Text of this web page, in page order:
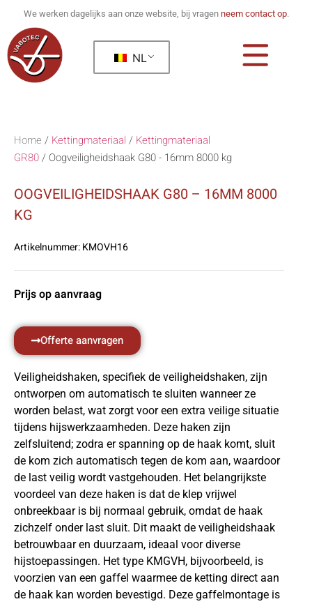
We werken dagelijks aan onze website, bij vragen neem contact op.
NL
Home / Kettingmateriaal / Kettingmateriaal
GR80/ Oogveiligheidshaak G80 - 16mm 8000 kg
OOGVEILIGHEIDSHAAK G80 – 16MM 8000
KG
Artikelnummer:KMOVH16
Prijs op aanvraag
Offerte aanvragen
Veiligheidshaken, specifiek de veiligheidshaken, zijn
ontworpen om automatisch te sluiten wanneer ze
worden belast, wat zorgt voor een extra veilige situatie
tijdens hijswerkzaamheden. Deze haken zijn
zelfsluitend; zodra er spanning op de haak komt, sluit
de kom zich automatisch tegen de kom aan, waardoor
de last veilig wordt vastgehouden. Het belangrijkste
voordeel van deze haken is dat de klep vrijwel
onbreekbaar is bij normaal gebruik, omdat de haak
zichzelf onder last sluit. Dit maakt de veiligheidshaak
betrouwbaar en duurzaam, ideaal voor diverse
hijstoepassingen. Het type KMGVH, bijvoorbeeld, is
voorzien van een gaffel waarmee de ketting direct aan
de haak kan worden bevestigd. Deze gaffelmontage is